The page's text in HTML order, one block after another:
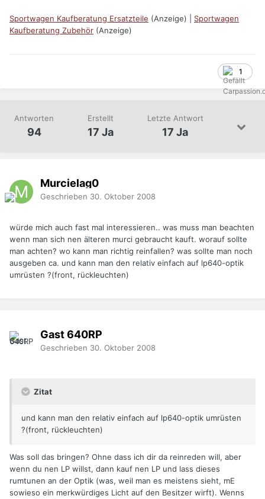
Sportwagen Kaufberatung Ersatzteile (Anzeige) | Sportwagen
Kaufberatung Zubehör (Anzeige)
1
Antworten
94
Erstellt
17 Ja
Letzte Antwort
17 Ja
Murcielag0
Geschrieben 30. Oktober 2008
würde mich auch fast mal interessieren.. was muss man beachten
wenn man sich nen älteren murci gebraucht kauft. worauf sollte
man achten? wo kann man richtig reinfallen? was sollte man noch
ausgeben ca. und kann man den relativ einfach auf lp640-optik
umrüsten ?(front, rückleuchten)
Gast 640RP
Geschrieben 30. Oktober 2008
Zitat
und kann man den relativ einfach auf lp640-optik umrüsten
?(front, rückleuchten)
Was soll das bringen? Ohne dass ich dir da reinreden will, aber
wenn du nen LP willst, dann kauf nen LP und lass dieses
rumtunen an der Optik (was, weil man es meistens sieht, mE
sowieso ein merkwürdiges Licht auf den Besitzer wirft). Wenns